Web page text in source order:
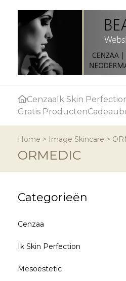
CenzaaIk Skin
Gratis Producten
Home > Image Skincare >
ORMEDIC
Categorieën
Cenzaa
Ik Skin Perfection
Mesoestetic